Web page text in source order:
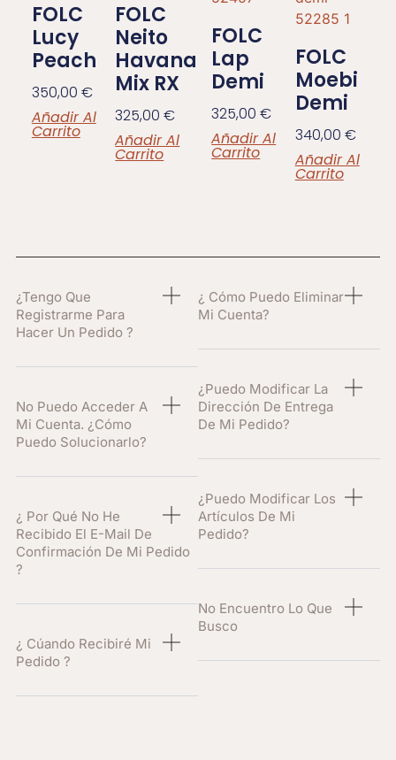
FOLC
Lucy
Peach
350,00 €
Añadir Al
Carrito
FOLC
Neito
Havana
Mix RX
325,00€
Añadir Al
Carrito
FOLC
Lap
Demi
325,00€
Añadir Al
Carrito
FOLC
Moebi
Demi
340,00 €
Añadir Al
Carrito
¿Tengo Que
Registrarme Para
Hacer Un Pedido ?
No Puedo Acceder A
Mi Cuenta. ¿Cómo
Puedo Solucionarlo?
¿ Por Qué No He
Recibido El E-Mail De
Confirmación De Mi Pedido
?
¿ Cúando Recibiré Mi
Pedido ?
¿ Cómo Puedo Eliminar
Mi Cuenta?
¿Puedo Modificar La
Dirección De Entrega
De Mi Pedido?
¿Puedo Modificar Los
Artículos De Mi
Pedido?
No Encuentro Lo Que
Busco